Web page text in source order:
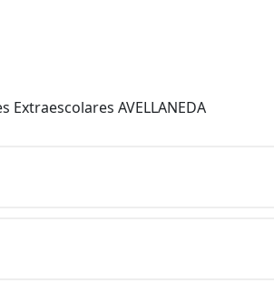
Extraescolares AVELLANEDA